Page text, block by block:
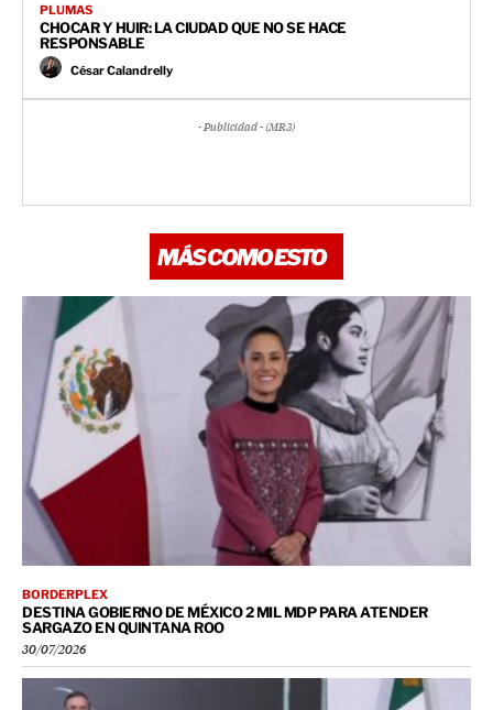
PLUMAS
CHOCAR Y HUIR: LA CIUDAD QUE NO SE HACE
RESPONSABLE
César Calandrelly
- Publicidad - (MR3)
MÁS COMO ESTO
BORDERPLEX
DESTINA GOBIERNO DE MÉXICO 2 MIL MDP PARA ATENDER
SARGAZO EN QUINTANA ROO
30/07/2026